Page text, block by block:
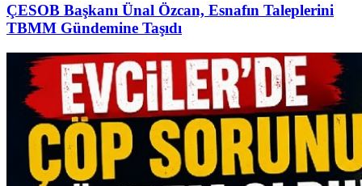
ÇESOB Başkanı Ünal Özcan, Esnafın Taleplerini
TBMM Gündemine Taşıdı